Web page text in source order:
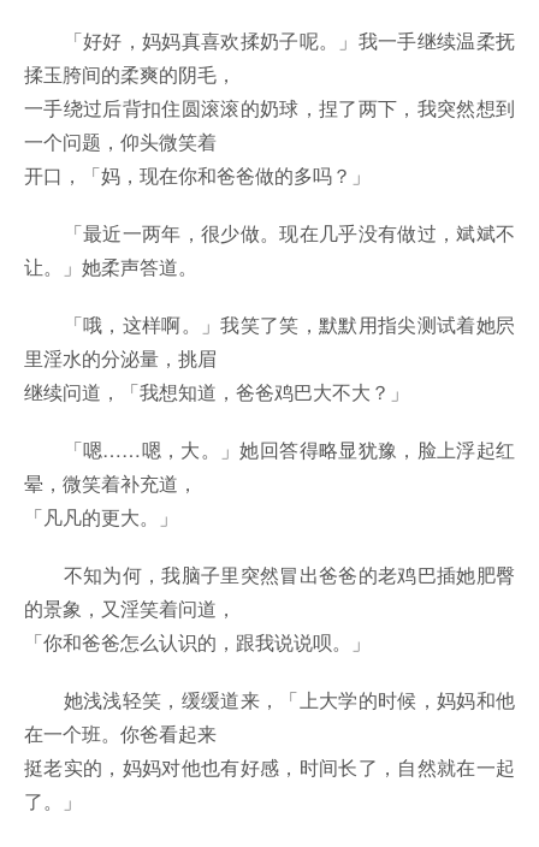
「好好，妈妈真喜欢揉奶子呢。」我一手继续温柔抚
揉玉胯间的柔爽的阴毛，
一手绕过后背扣住圆滚滚的奶球，捏了两下，我突然想到
一个问题，仰头微笑着
开口，「妈，现在你和爸爸做的多吗？」
「最近一两年，很少做。现在几乎没有做过，斌斌不
让。」她柔声答道。
「哦，这样啊。」我笑了笑，默默用指尖测试着她屄
里淫水的分泌量，挑眉
继续问道，「我想知道，爸爸鸡巴大不大？」
「嗯……嗯，大。」她回答得略显犹豫，脸上浮起红
晕，微笑着补充道，
「凡凡的更大。」
不知为何，我脑子里突然冒出爸爸的老鸡巴插她肥臀
的景象，又淫笑着问道，
「你和爸爸怎么认识的，跟我说说呗。」
她浅浅轻笑，缓缓道来，「上大学的时候，妈妈和他
在一个班。你爸看起来
挺老实的，妈妈对他也有好感，时间长了，自然就在一起
了。」